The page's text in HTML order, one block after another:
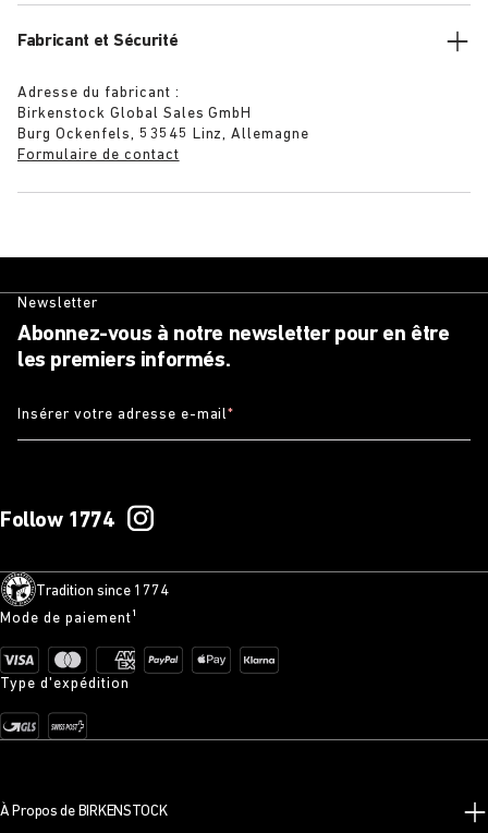
Fabricant et Sécurité
Adresse du fabricant :
Birkenstock Global Sales GmbH
Burg Ockenfels, 53545 Linz, Allemagne
Formulaire de contact
Newsletter
Abonnez-vous à notre newsletter pour en être
les premiers informés.
Insérer votre adresse e-mail*
Follow 1774
Tradition since 1774
Mode de paiement¹
Type d'expédition
À Propos de BIRKENSTOCK